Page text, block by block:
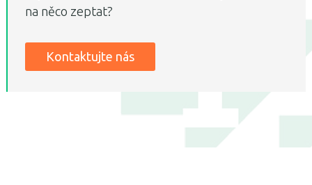
na něco zeptat?
Kontaktujte nás